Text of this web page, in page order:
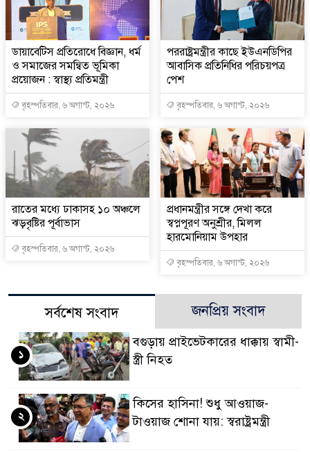
ডায়াবেটিস প্রতিরোধে বিজ্ঞান, ধর্ম
ও সমাজের সমন্বিত ভূমিকা
প্রয়োজন : স্বাস্থ্য প্রতিমন্ত্রী
বৃহস্পতিবার, ৬ অগাস্ট, ২০২৬
পররাষ্ট্রমন্ত্রীর কা‌ছে ইউএনডিপির
আবাসিক প্রতিনিধির পরিচয়পত্র
পেশ
বৃহস্পতিবার, ৬ অগাস্ট, ২০২৬
রাতের মধ্যে ঢাকাসহ ১০ অঞ্চলে
ঝড়বৃষ্টির পূর্বাভাস
বৃহস্পতিবার, ৬ অগাস্ট, ২০২৬
প্রধানমন্ত্রীর সঙ্গে দেখা করে
স্বপ্নপূরণ অনুশ্রীর, মিলল
হারমোনিয়াম উপহার
বৃহস্পতিবার, ৬ অগাস্ট, ২০২৬
সর্বশেষ সংবাদ জনপ্রিয় সংবাদ
বগুড়ায় প্রাইভেটকারের ধাক্কায় স্বামী-
স্ত্রী নিহত
১
কিসের হাসিনা! শুধু আওয়াজ-
টাওয়াজ শোনা যায়: স্বরাষ্ট্রমন্ত্রী
২